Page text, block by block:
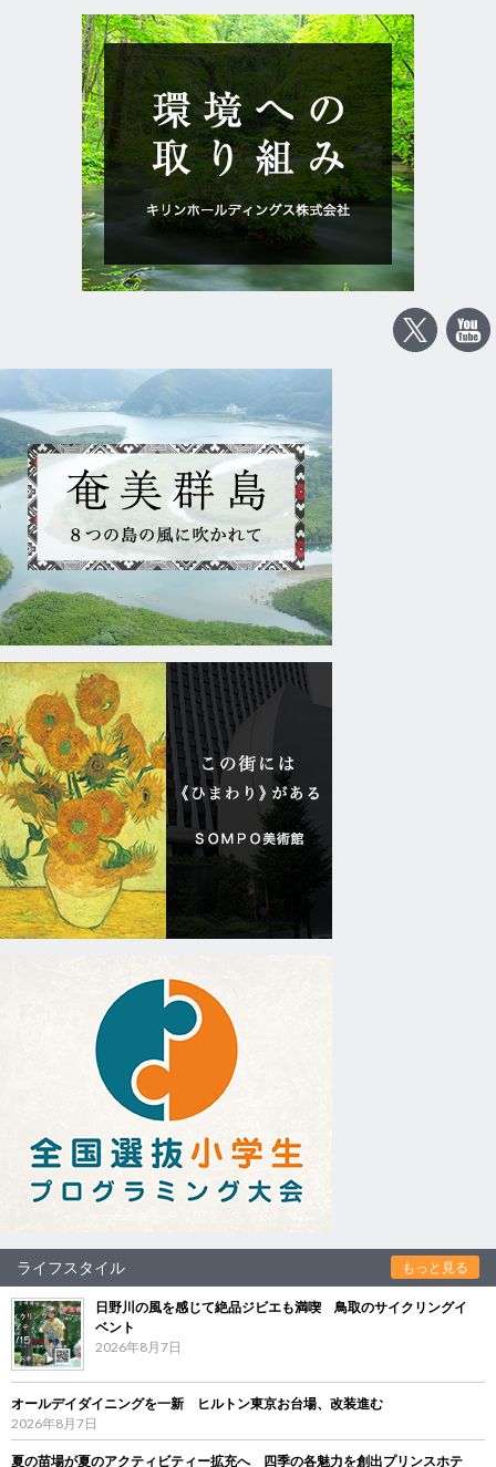
ライフスタイル もっと見る
日野川の風を感じて絶品ジビエも満喫 鳥取のサイクリングイ
ベント
2026年8月7日
オールデイダイニングを一新 ヒルトン東京お台場、改装進む
2026年8月7日
夏の苗場が夏のアクティビティー拡充へ 四季の各魅力を創出プリンスホテ